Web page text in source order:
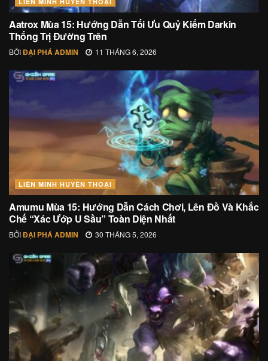
Aatrox Mùa 15: Hướng Dẫn Tối Ưu Quỷ Kiếm Darkin
Thống Trị Đường Trên
BỞIĐẠI PHÁ ADMIN 11 THÁNG 6, 2026
LIÊN MINH HUYỀN THOẠI
Amumu Mùa 15: Hướng Dẫn Cách Chơi, Lên Đồ Và Khắc
Chế “Xác Ướp U Sầu” Toàn Diện Nhất
BỞIĐẠI PHÁ ADMIN 30 THÁNG 5, 2026